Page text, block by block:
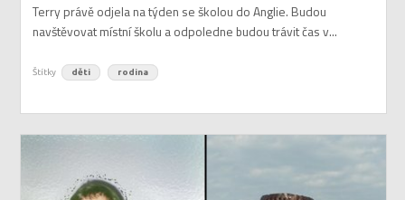
Terry právě odjela na týden se školou do Anglie. Budou
navštěvovat místní školu a odpoledne budou trávit čas v...
Štítky děti rodina